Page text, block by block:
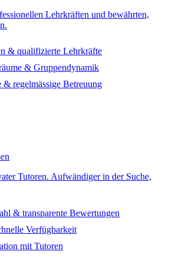
Lehrkräften und bewährten,
& qualifizierte Lehrkräfte
& Gruppendynamik
regelmässige Betreuung
Tutoren. Aufwändiger in der Suche,
& transparente Bewertungen
Verfügbarkeit
mit Tutoren